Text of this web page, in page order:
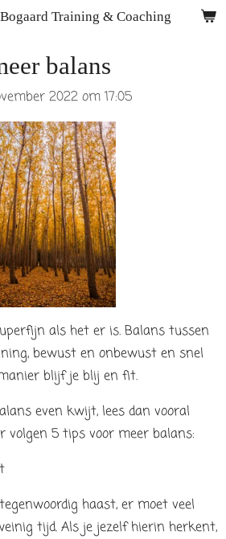
Training & Coaching
balans
2022 om 17:05
als het er is. Balans tussen
bewust en onbewust en snel
blijf je blij en fit.
even kwijt, lees dan vooral
volgen 5 tips voor meer balans:
haast, er moet veel
tijd. Als je jezelf hierin herkent,